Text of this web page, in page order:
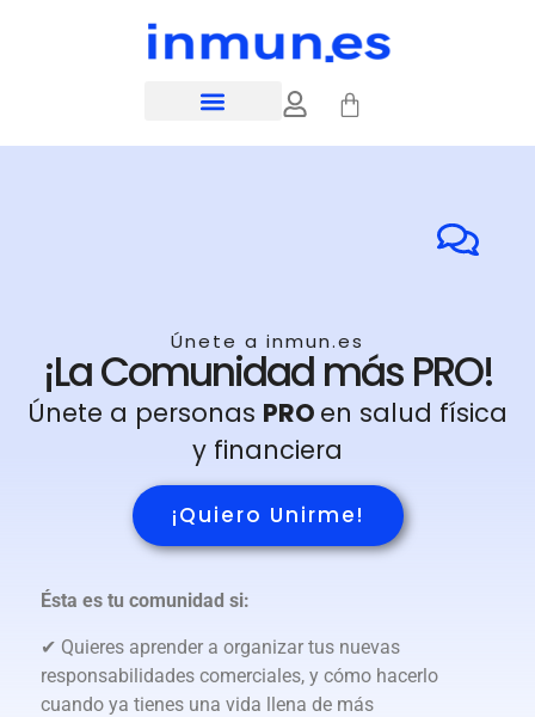
Únete a inmun.es
¡La Comunidad más PRO!
Únete a personas PRO en salud física
y financiera
¡Quiero Unirme!
Ésta es tu comunidad si:
✔ Quieres aprender a organizar tus nuevas
responsabilidades comerciales, y cómo hacerlo
cuando ya tienes una vida llena de más